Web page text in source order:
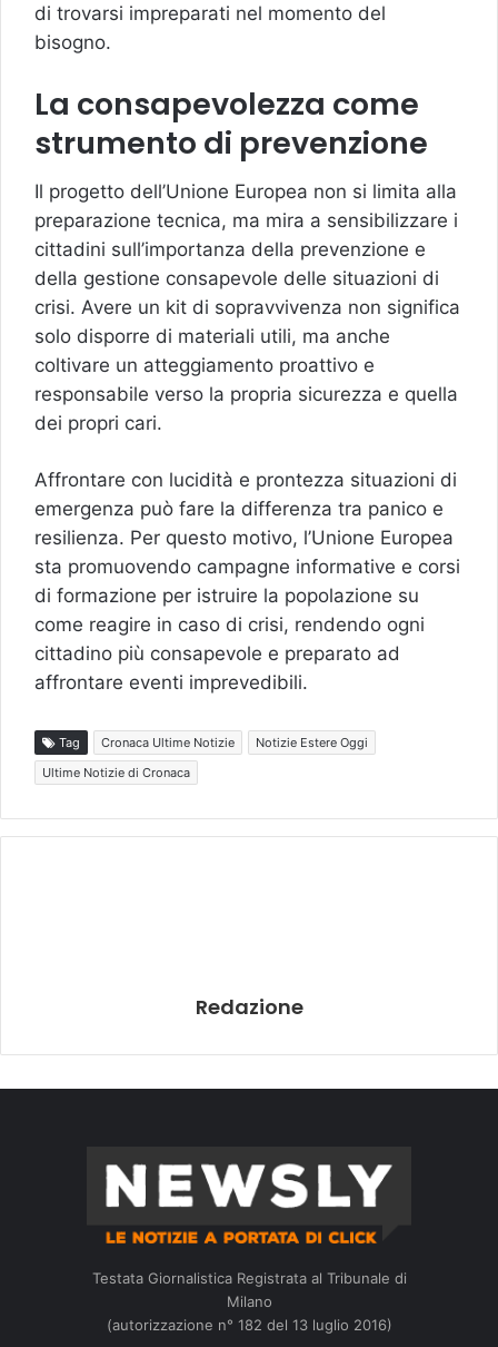
di trovarsi impreparati nel momento del
bisogno.
La consapevolezza come
strumento di prevenzione
Il progetto dell’Unione Europea non si limita alla
preparazione tecnica, ma mira a sensibilizzare i
cittadini sull’importanza della prevenzione e
della gestione consapevole delle situazioni di
crisi. Avere un kit di sopravvivenza non significa
solo disporre di materiali utili, ma anche
coltivare un atteggiamento proattivo e
responsabile verso la propria sicurezza e quella
dei propri cari.
Affrontare con lucidità e prontezza situazioni di
emergenza può fare la differenza tra panico e
resilienza. Per questo motivo, l’Unione Europea
sta promuovendo campagne informative e corsi
di formazione per istruire la popolazione su
come reagire in caso di crisi, rendendo ogni
cittadino più consapevole e preparato ad
affrontare eventi imprevedibili.
Tag Cronaca Ultime Notizie
Notizie Estere Oggi
Ultime Notizie di Cronaca
Redazione
Testata Giornalistica Registrata al Tribunale di
Milano
(autorizzazione n° 182 del 13 luglio 2016)